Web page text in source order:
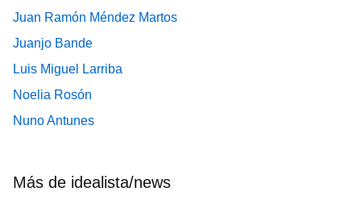
Juan Ramón Méndez Martos
Juanjo Bande
Luis Miguel Larriba
Noelia Rosón
Nuno Antunes
Más de idealista/news